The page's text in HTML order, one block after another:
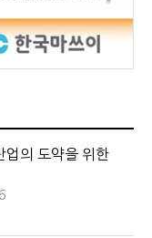
업의 도약을 위한